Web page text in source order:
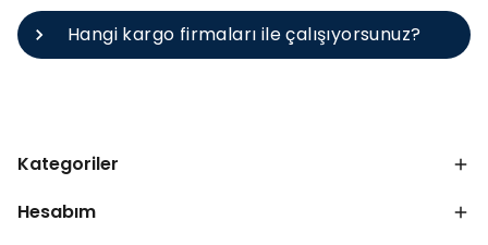
Hangi kargo firmaları ile çalışıyorsunuz?
Kategoriler
Hesabım